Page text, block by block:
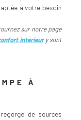
à votre besoin
sur notre page
intérieury sont
À
de sources